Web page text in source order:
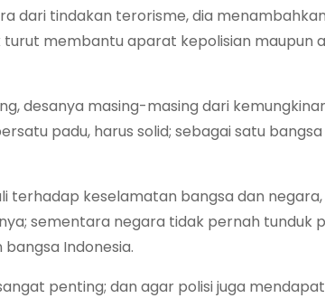
dari tindakan terorisme, dia
membantu aparat kepolisian maupun
desanya masing-masing dari
padu, harus solid; sebagai satu
terhadap keselamatan bangsa dan
sementara negara tidak pernah tunduk
Indonesia.
penting; dan agar polisi juga